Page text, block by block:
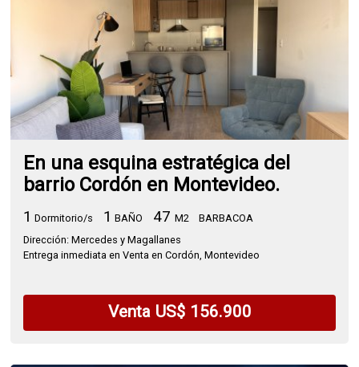
En una esquina estratégica del
barrio Cordón en Montevideo.
1 Dormitorio/s 1 BAÑO 47 M2
BARBACOA
Dirección: Mercedes y Magallanes
Entrega inmediata en Venta en Cordón, Montevideo
Venta US$ 156.900